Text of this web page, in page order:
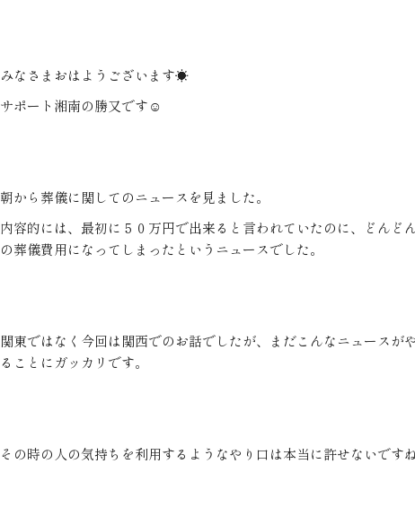
みなさまおはようございます☀
サポート湘南の勝又です☺
朝から葬儀に関してのニュースを見ました。
内容的には、最初に５０万円で出来ると言われていたのに、どん
の葬儀費用になってしまったというニュースでした。
関東ではなく今回は関西でのお話でしたが、まだこんなニュース
ることにガッカリです。
その時の人の気持ちを利用するようなやり口は本当に許せないです